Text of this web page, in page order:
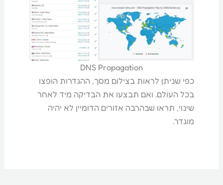
DNS Propagation
כפי שניתן לראות בצילום מסך, ההגדרות הופצו
בכל העולם. ואם תבצעו את הבדיקה מיד לאחר
שינוי, תראו שבהרבה אזורים הדומיין לא יהיה
מוגדר.